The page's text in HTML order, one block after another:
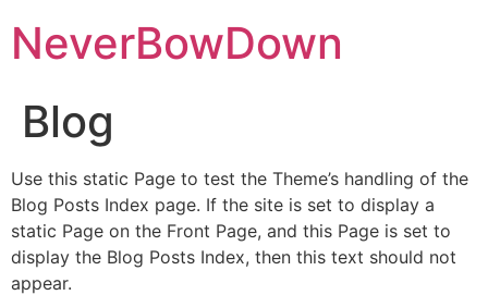
NeverBowDown
Blog
Use this static Page to test the Theme’s handling of the
Blog Posts Index page. If the site is set to display a
static Page on the Front Page, and this Page is set to
display the Blog Posts Index, then this text should not
appear.